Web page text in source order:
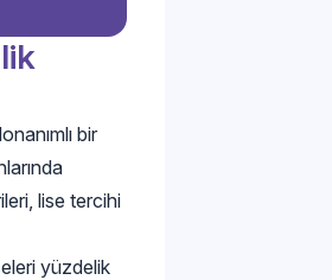
bir
lise tercihi
yüzdelik